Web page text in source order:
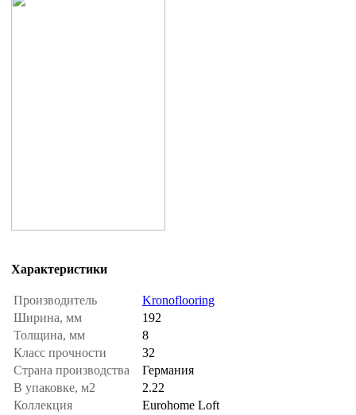
Характеристики
Производитель
Kronoflooring
Ширина, мм
192
Толщина, мм
8
Класс прочности
32
Страна производства
Германия
В упаковке, м2
2.22
Коллекция
Eurohome Loft